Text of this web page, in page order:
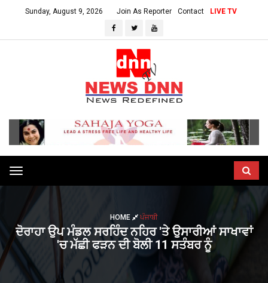
Sunday, August 9, 2026 Join As Reporter Contact LIVE TV
Toggle
navigation
HOME ਪੰਜਾਬੀ
ਦੋਰਾਹਾ ਉਪ ਮੰਡਲ ਸਰਹਿੰਦ ਨਹਿਰ 'ਤੇ ਉਸਾਰੀਆਂ ਸਾਖਾਵਾਂ
'ਚ ਮੱਛੀ ਫੜਨ ਦੀ ਬੋਲੀ 11 ਸਤੰਬਰ ਨੂੰ